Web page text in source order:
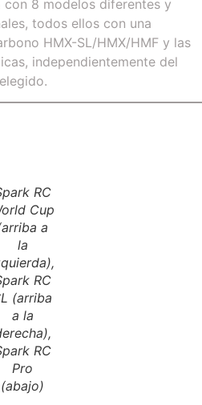
con 8 modelos diferentes y
todos ellos con una
HMX-SL/HMX/HMF y las
independientemente del
RC
Cup
a
la
RC
(arriba
a la
RC
Pro
(abajo)